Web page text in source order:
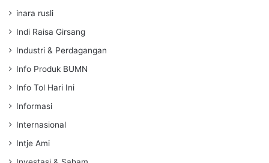
inara rusli
Indi Raisa Girsang
Industri & Perdagangan
Info Produk BUMN
Info Tol Hari Ini
Informasi
Internasional
Intje Ami